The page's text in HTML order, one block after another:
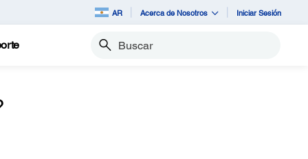
AR Acerca de Nosotros Iniciar Sesión
Buscar